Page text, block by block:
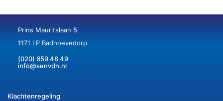
Prins Mauritslaan 5
1171 LP Badhoevedorp
(020) 659 48 49
info@senvdn.nl
Klachtenregeling